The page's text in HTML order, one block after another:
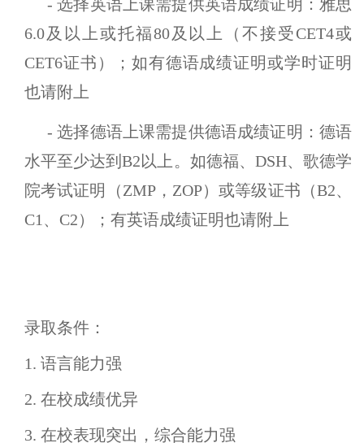
- 选择英语上课需提供英语成绩证明：雅思
6.0及以上或托福80及以上（不接受CET4或
CET6证书）；如有德语成绩证明或学时证明
也请附上
- 选择德语上课需提供德语成绩证明：德语
水平至少达到B2以上。如德福、DSH、歌德学
院考试证明（ZMP，ZOP）或等级证书（B2、
C1、C2）；有英语成绩证明也请附上
录取条件：
1. 语言能力强
2. 在校成绩优异
3. 在校表现突出，综合能力强